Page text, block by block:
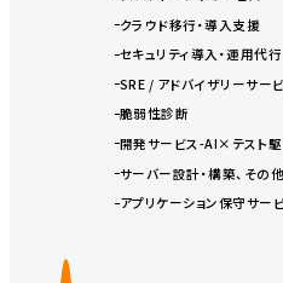
クラウド移行・導入支援
セキュリティ導入・運用代行
SRE / アドバイザリーサー
脆弱性診断
開発サービス-AI×テスト
サーバー設計・構築、その
アプリケーション保守サー